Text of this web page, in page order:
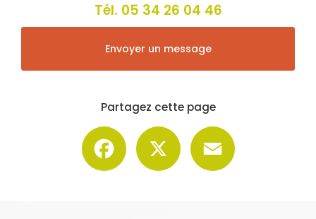
Tél. 05 34 26 04 46
Envoyer un message
Partagez cette page
Facebook